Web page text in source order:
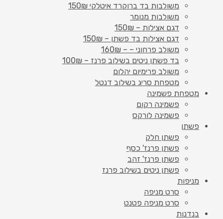
משולבות בד ברוקרד איטלקי 150₪
משולבות מנומר
דגם אצילות – 150₪
דגם אצילות בד פשתן – 150₪
משולב פרחוני – – 160₪
בד פשתן ניטים בשילוב פרנז – 100₪
משולב פרימיום יהלום
מטפחת סריג בשילוב דנטל
מטפחת פשמינה
פשמינה רקום
פשמינה לורקס
פשתן
פשתן חלק
פשתן פרנז' כסף
פשתן פרנז' זהב
פשתן ניטים בשילוב פרנז
מניפות
סרט מניפה
סרט מניפה פטנט
בנדנות